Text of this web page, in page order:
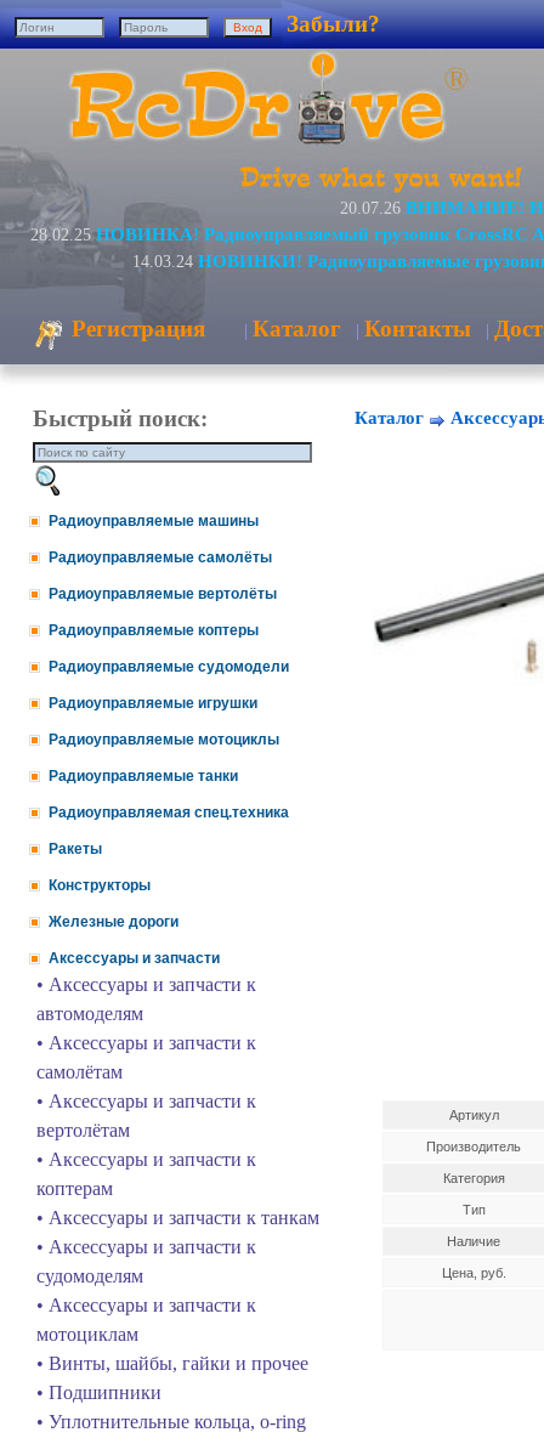
Забыли?
20.07.26 ВНИМАНИЕ!
28.02.25 НОВИНКА! Радиоуправляемый грузовик CrossRC
14.03.24 НОВИНКИ! Радиоуправляемые
Регистрация | Каталог | Контакты |
Быстрый поиск:
Радиоуправляемые машины
Радиоуправляемые самолёты
Радиоуправляемые вертолёты
Радиоуправляемые коптеры
Радиоуправляемые судомодели
Радиоуправляемые игрушки
Радиоуправляемые мотоциклы
Радиоуправляемые танки
Радиоуправляемая спец.техника
Ракеты
Конструкторы
Железные дороги
Аксессуары и запчасти
• Аксессуары и запчасти к
автомоделям
• Аксессуары и запчасти к
самолётам
• Аксессуары и запчасти к
вертолётам
• Аксессуары и запчасти к
коптерам
• Аксессуары и запчасти к танкам
• Аксессуары и запчасти к
судомоделям
• Аксессуары и запчасти к
мотоциклам
• Винты, шайбы, гайки и прочее
• Подшипники
• Уплотнительные кольца, o-ring
Каталог
Артикул
Производитель
Категория
Тип
Наличие
Цена, руб.